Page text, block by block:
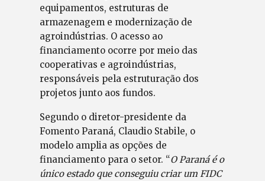
equipamentos, estruturas de
armazenagem e modernização de
agroindústrias. O acesso ao
financiamento ocorre por meio das
cooperativas e agroindústrias,
responsáveis pela estruturação dos
projetos junto aos fundos.
Segundo o diretor-presidente da
Fomento Paraná, Claudio Stabile, o
modelo amplia as opções de
financiamento para o setor. “O Paraná é o
único estado que conseguiu criar um FIDC